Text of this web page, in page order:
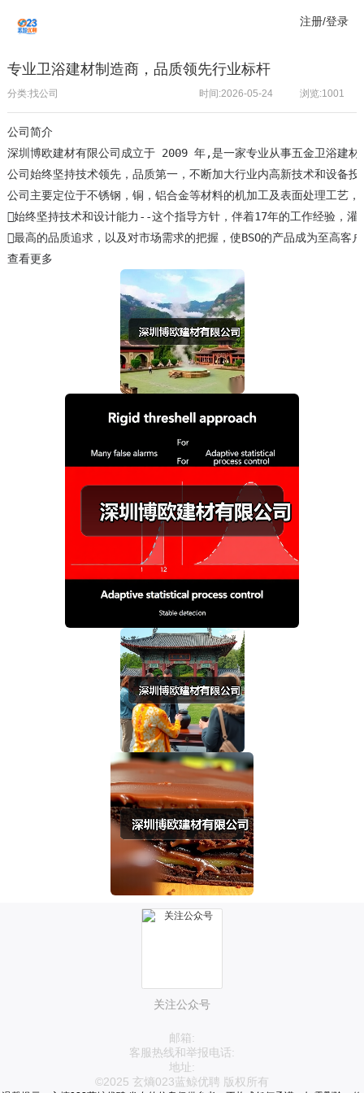
注册/登录
专业卫浴建材制造商，品质领先行业标杆
分类:找公司 浏览:1001
时间:2026-05-24
公司简介
深圳博欧建材有限公司成立于 2009 年,是一家专业从事五金卫浴建
公司始终坚持技术领先，品质第一，不断加大行业内高新技术和设备
公司主要定位于不锈钢，铜，铝合金等材料的机加工及表面处理工艺
始终坚持技术和设计能力--这个指导方针，伴着17年的工作经验，灌
最高的品质追求，以及对市场需求的把握，使BSO的产品成为至高客
查看更多
关注公众号
邮箱:
客服热线和举报电话:
地址:
©2025 玄熵023蓝鲸优聘 版权所有